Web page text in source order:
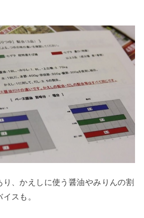
、かえしに使う醤油やみりんの割
スも。